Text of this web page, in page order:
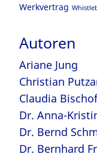
Werkvertrag
Autoren
Ariane Jung
Christian
Claudia Bischof
Dr. Anna-
Dr. Bernd
Dr. Bernhard